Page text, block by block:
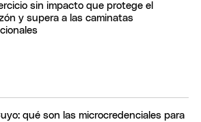
sin impacto que protege el
y supera a las caminatas
qué son las microcredenciales para